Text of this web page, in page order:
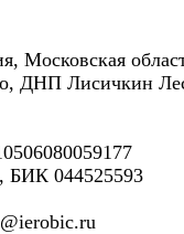
Московская
ДНП Лисичкин
БИК 044525593